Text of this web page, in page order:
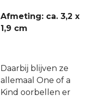
Afmeting: ca. 3,2 x
1,9 cm
Daarbij blijven ze
allemaal One of a
Kind oorbellen er